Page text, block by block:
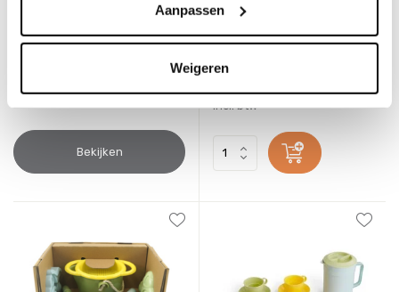
Aanpassen
Weigeren
14,95
Bekijken
1-2 werkdagen
6,95
Incl. btw